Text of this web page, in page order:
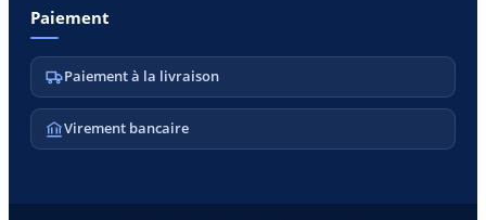
Paiement
Paiement à la livraison
Virement bancaire